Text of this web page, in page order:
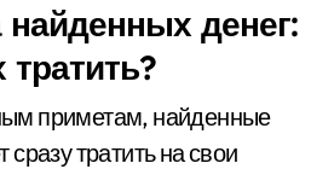
найденных денег:
тратить?
приметам, найденные
сразу тратить на свои